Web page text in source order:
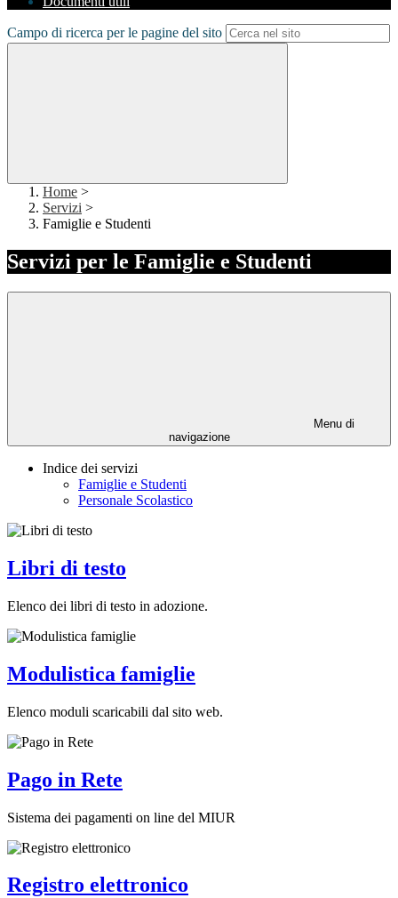
Campo di ricerca per le pagine del sito
Home >
Servizi >
Famiglie e Studenti
Servizi per le Famiglie e Studenti
Menu di
navigazione
Indice dei servizi
Famiglie e Studenti
Personale Scolastico
Libri di testo
Elenco dei libri di testo in adozione.
Modulistica famiglie
Elenco moduli scaricabili dal sito web.
Pago in Rete
Sistema dei pagamenti on line del MIUR
Registro elettronico